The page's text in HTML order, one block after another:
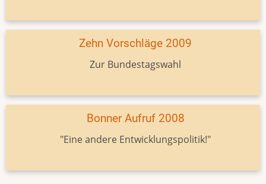
Zehn Vorschläge 2009
Zur Bundestagswahl
Bonner Aufruf 2008
"Eine andere Entwicklungspolitik!"